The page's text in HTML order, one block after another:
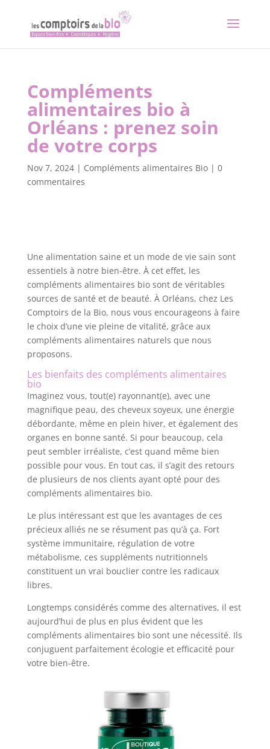
Compléments
alimentaires bio à
Orléans : prenez soin
de votre corps
Nov 7, 2024| Compléments alimentaires Bio| 0
commentaires
Une alimentation saine et un mode de vie sain sont
essentiels à notre bien-être. À cet effet, les
compléments alimentaires bio sont de véritables
sources de santé et de beauté. À Orléans, chez Les
Comptoirs de la Bio, nous vous encourageons à faire
le choix d’une vie pleine de vitalité, grâce aux
compléments alimentaires naturels que nous
proposons.
Les bienfaits des compléments alimentaires
bio
Imaginez vous, tout(e) rayonnant(e), avec une
magnifique peau, des cheveux soyeux, une énergie
débordante, même en plein hiver, et également des
organes en bonne santé. Si pour beaucoup, cela
peut sembler irréaliste, c’est quand même bien
possible pour vous. En tout cas, il s’agit des retours
de plusieurs de nos clients ayant opté pour des
compléments alimentaires bio.
Le plus intéressant est que les avantages de ces
précieux alliés ne se résument pas qu’à ça. Fort
système immunitaire, régulation de votre
métabolisme, ces suppléments nutritionnels
constituent un vrai bouclier contre les radicaux
libres.
Longtemps considérés comme des alternatives, il est
aujourd’hui de plus en plus évident que les
compléments alimentaires bio sont une nécessité. Ils
conjuguent parfaitement écologie et efficacité pour
votre bien-être.